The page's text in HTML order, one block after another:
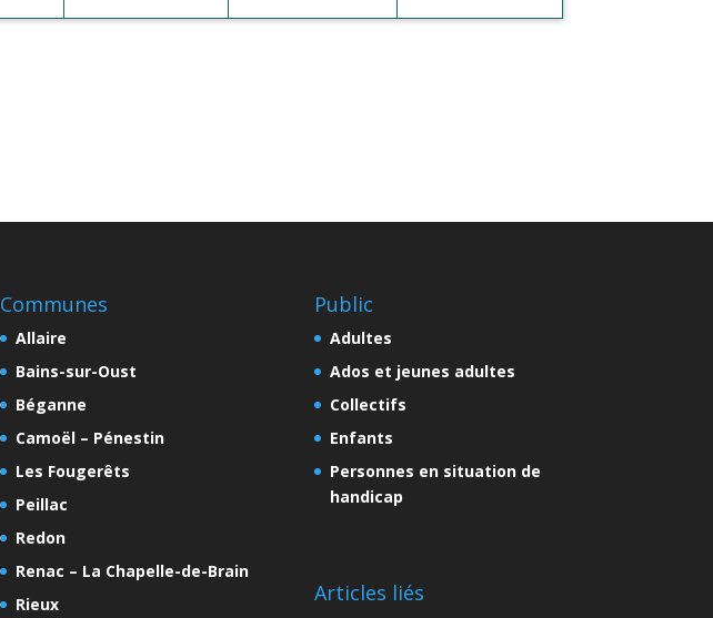
Communes
Allaire
Bains-sur-Oust
Béganne
Camoël – Pénestin
Les Fougerêts
Peillac
Redon
Renac – La Chapelle-de-Brain
Rieux
Public
Adultes
Ados et jeunes adultes
Collectifs
Enfants
Personnes en situation de
handicap
Articles liés